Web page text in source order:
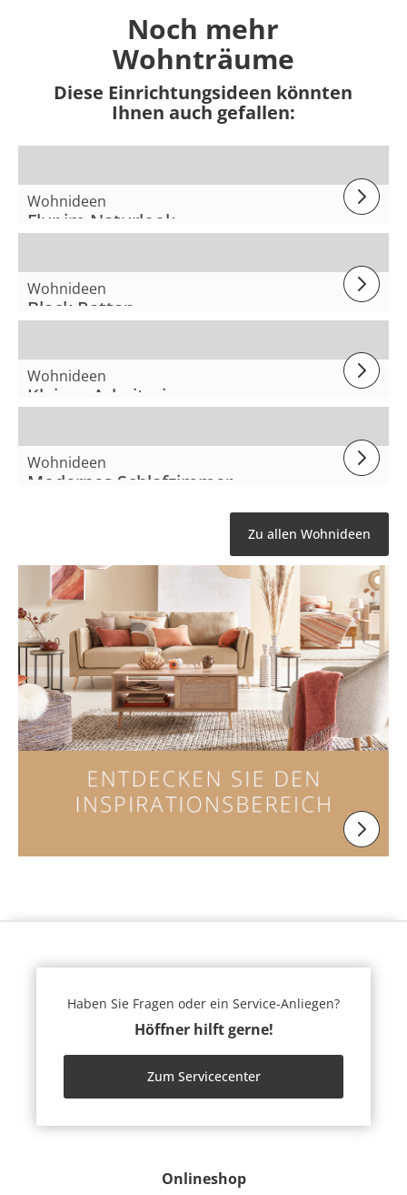
Noch mehr
Wohnträume
Diese Einrichtungsideen könnten
Ihnen auch gefallen:
Wohnideen
Flur im Naturlook
Wohnideen
Black Rattan
Wohnideen
Kleines Arbeitszimmer
Wohnideen
Modernes Schlafzimmer
Zu allen Wohnideen
Onlineshop
Haben Sie Fragen oder ein Service-Anliegen?
Höffner hilft gerne!
Zum Servicecenter